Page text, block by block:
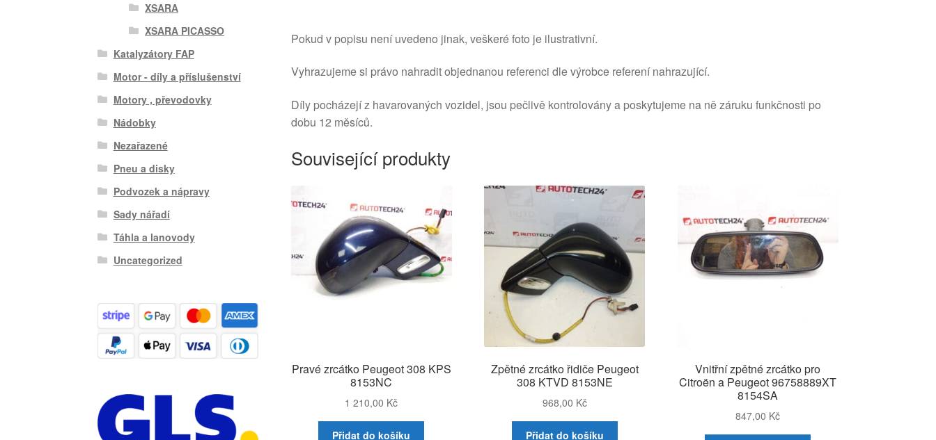
Pokud v popisu není uvedeno jinak, veškeré foto je ilustrativní.
Vyhrazujeme si právo nahradit objednanou referenci dle výrobce referení nahrazující.
Díly pocházejí z havarovaných vozidel, jsou pečlivě kontrolovány a poskytujeme na ně záruku funkčnosti po
dobu 12 měsíců.
Související produkty
Pravé zrcátko Peugeot 308 KPS
8153NC
1 210,00 Kč
Přidat do košíku
Zpětné zrcátko řidiče Peugeot
308 KTVD 8153NE
968,00 Kč
Přidat do košíku
Vnitřní zpětné zrcátko pro
Citroën a Peugeot 96758889XT
8154SA
847,00 Kč
XSARA
XSARA PICASSO
Katalyzátory FAP
Motor - díly a příslušenství
Motory , převodovky
Nádobky
Nezařazené
Pneu a disky
Podvozek a nápravy
Sady nářadí
Táhla a lanovody
Uncategorized